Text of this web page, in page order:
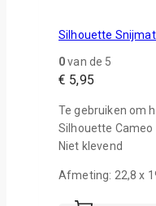
Silhouette
0van de 5
€ 5,95
Te gebruiken om
Silhouette Cameo
Niet klevend
Afmeting: 22,8 x